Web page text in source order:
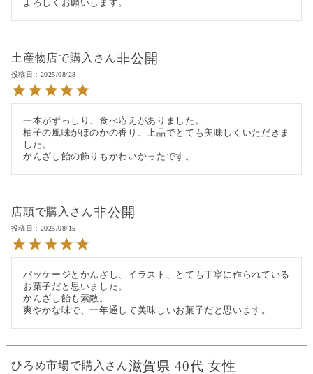
よろしくお願いします。
土産物店で購入 非公開
投稿日 2025/08/28
一本がずっしり、食べ応えがありました。
柚子の風味がほのかの香り、上品でとても美味しくいただきま
した。
かんざし飴の飾りもかわいかったです。
店頭で購入 非公開
投稿日 2025/08/15
パッケージとかんざし、イラスト、とても丁寧に作られている
お菓子だと思いました。
かんざし飴も素敵。
爽やかな味で、一年通して美味しいお菓子だと思います。
ひろめ市場で購入 滋賀県 40代 女性